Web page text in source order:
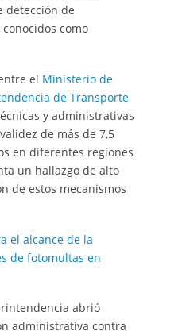
detección de
como
el Ministerio de
de Transporte
y administrativas
de más de 7,5
en diferentes regiones
un hallazgo de alto
de estos mecanismos
el alcance de la
de fotomultas en
abrió
administrativa contra